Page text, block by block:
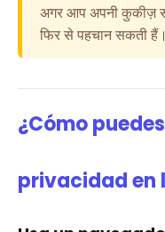
अगर आप अपनी कुकीज़
फिर से पहचान सकती हैं।
¿Cómo
privacidad en